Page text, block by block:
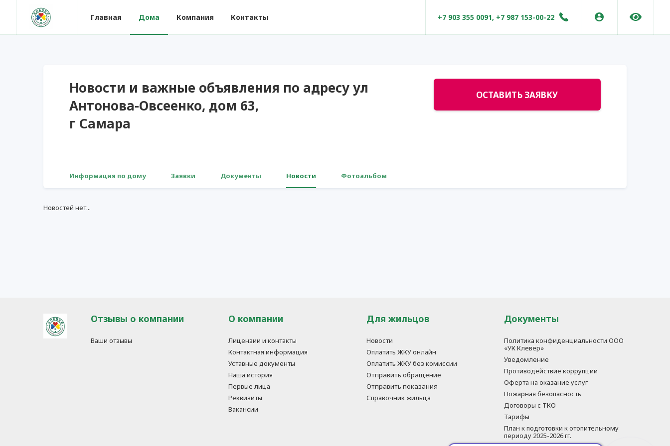
Главная Дома Компания Контакты +7 903 355 0091, +7 987 153-00-22
Новости и важные объявления по адресу ул
Антонова-Овсеенко, дом 63,
г Самара
ОСТАВИТЬ ЗАЯВКУ
Информация по дому Заявки Документы Новости Фотоальбом
Новостей нет...
Отзывы о компании
Ваши отзывы
О компании
Лицензии и контакты
Контактная информация
Уставные документы
Наша история
Первые лица
Реквизиты
Вакансии
Для жильцов
Новости
Оплатить ЖКУ онлайн
Оплатить ЖКУ без комиссии
Отправить обращение
Отправить показания
Справочник жильца
Документы
Политика конфиденциальности ООО
«УК Клевер»
Уведомление
Противодействие коррупции
Оферта на оказание услуг
Пожарная безопасность
Договоры с ТКО
Тарифы
План к подготовки к отопительному
периоду 2025-2026 гг.